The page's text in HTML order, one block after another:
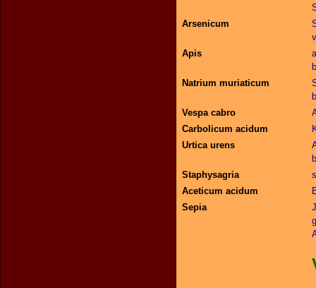
Arsenicum
Apis
Natrium muriaticum
Vespa cabro
Carbolicum acidum
Urtica urens
Staphysagria
Aceticum acidum
Sepia